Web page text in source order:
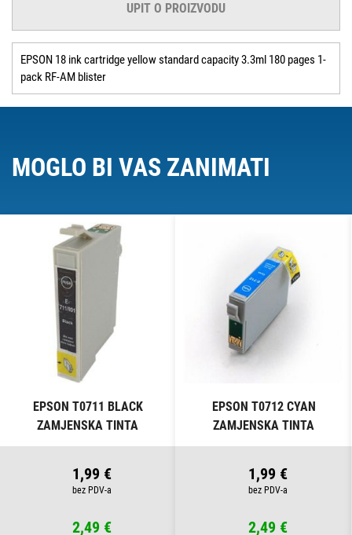
UPIT O PROIZVODU
EPSON 18 ink cartridge yellow standard capacity 3.3ml 180 pages 1-
pack RF-AM blister
MOGLO BI VAS ZANIMATI
EPSON T0711 BLACK
ZAMJENSKA TINTA
1,99 €
2,49 €
EPSON T0712 CYAN
ZAMJENSKA TINTA
1,99 €
2,49 €